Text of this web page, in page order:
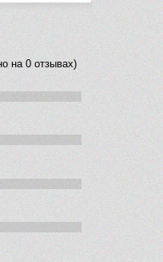
на 0 отзывах)